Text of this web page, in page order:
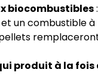
biocombustibles
un combustible
produit à la fois